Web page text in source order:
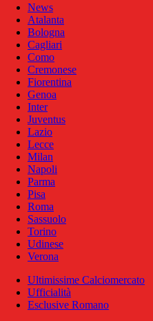
News
Atalanta
Bologna
Cagliari
Como
Cremonese
Fiorentina
Genoa
Inter
Juventus
Lazio
Lecce
Milan
Napoli
Parma
Pisa
Roma
Sassuolo
Torino
Udinese
Verona
Ultimissime Calciomercato
Ufficialità
Esclusive Romano